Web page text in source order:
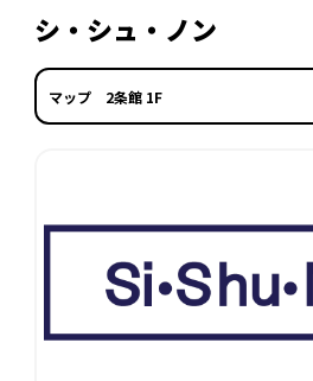
シ・シュ・ノン
マップ 2条館 1F